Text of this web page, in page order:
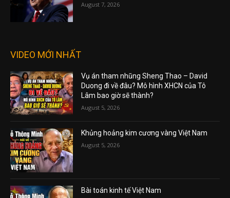
August 7, 2026
VIDEO MỚI NHẤT
Vụ án tham nhũng Sheng Thao – David
Duong đi về đâu? Mô hình XHCN của Tô
Lâm bao giờ sẽ thành?
August 5, 2026
Khủng hoảng kim cương vàng Việt Nam
August 5, 2026
Bài toán kinh tế Việt Nam